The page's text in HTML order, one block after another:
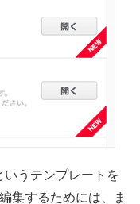
うテンプレートを
集するためには、ま